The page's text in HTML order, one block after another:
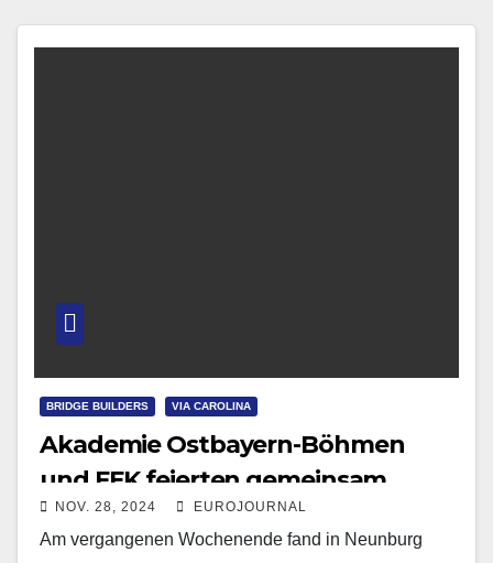
BRIDGE BUILDERS VIA CAROLINA
Akademie Ostbayern-Böhmen
und FEK feierten gemeinsam
NOV. 28, 2024 EUROJOURNAL
Am vergangenen Wochenende fand in Neunburg